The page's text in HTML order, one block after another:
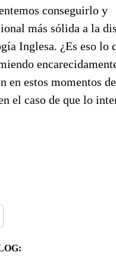
conseguirlo y
más sólida a la
Inglesa. ¿Es eso lo
en estos momentos
el caso de que lo